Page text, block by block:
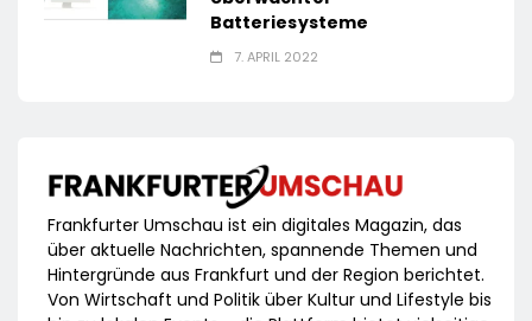
Batteriesysteme
7. APRIL 2022
Frankfurter Umschau ist ein digitales Magazin, das
über aktuelle Nachrichten, spannende Themen und
Hintergründe aus Frankfurt und der Region berichtet.
Von Wirtschaft und Politik über Kultur und Lifestyle bis